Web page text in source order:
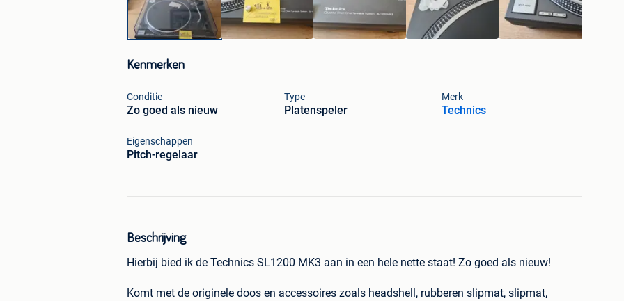
Kenmerken
Conditie
Zo goed als nieuw
Type
Platenspeler
Merk
Technics
Eigenschappen
Pitch-regelaar
Beschrijving
Hierbij bied ik de Technics SL1200 MK3 aan in een hele nette staat! Zo goed als nieuw!
Komt met de originele doos en accessoires zoals headshell, rubberen slipmat, slipmat,